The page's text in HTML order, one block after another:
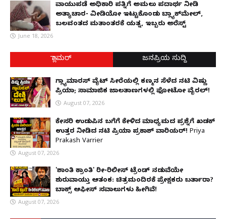
ವಾಯುಪಡೆ ಅಧಿಕಾರಿ ಪತ್ನಿಗೆ ಅಮಲು ಪದಾರ್ಥ ನೀಡಿ
ಅತ್ಯಾಚಾರ- ವೀಡಿಯೋ ಇಟ್ಟುಕೊಂಡು ಬ್ಲ್ಯಾಕ್‌ಮೇಲ್,
ಬಲವಂತದ ಮತಾಂತರಕ್ಕೆ ಯತ್ನ, ಇಬ್ಬರು ಅರೆಸ್ಟ್
June 18, 2026
ಗ್ಲಾಮರ್ ಜನಪ್ರಿಯ ಸುದ್ದಿ
ಗ್ಲ್ಯಾಮಾರಸ್ ವೈಟ್‌ ಸೀರೆಯಲ್ಲಿ ಕಣ್ಮನ ಸೆಳೆದ ನಟಿ ವಿಷ್ಣು
ಪ್ರಿಯಾ; ಸಾಮಾಜಿಕ ಜಾಲತಾಣಗಳಲ್ಲಿ ಫೋಟೋ ವೈರಲ್!
August 07, 2026
ಕೇಸರಿ ಉಡುಪಿನ ಬಗೆಗೆ ಕೇಳಿದ ಮಾಧ್ಯಮದ ಪ್ರಶ್ನೆಗೆ ಖಡಕ್
ಉತ್ತರ ನೀಡಿದ ನಟಿ ಪ್ರಿಯಾ ಪ್ರಕಾಶ್ ವಾರಿಯರ್! Priya
Prakash Varrier
August 07, 2026
'ಶಾಂತಿ ಕ್ರಾಂತಿ' ರೀ-ರಿಲೀಸ್ ಟ್ರೆಂಡ್ ನಡುವೆಯೇ
ಶುರುವಾಯ್ತು ಆತಂಕ: ಚಿತ್ರಮಂದಿರಕ್ಕೆ ಪ್ರೇಕ್ಷಕರು ಬರ್ತಾರಾ?
ಬಾಕ್ಸ್ ಆಫೀಸ್ ಸವಾಲುಗಳು ಹೀಗಿವೆ!
August 07, 2026